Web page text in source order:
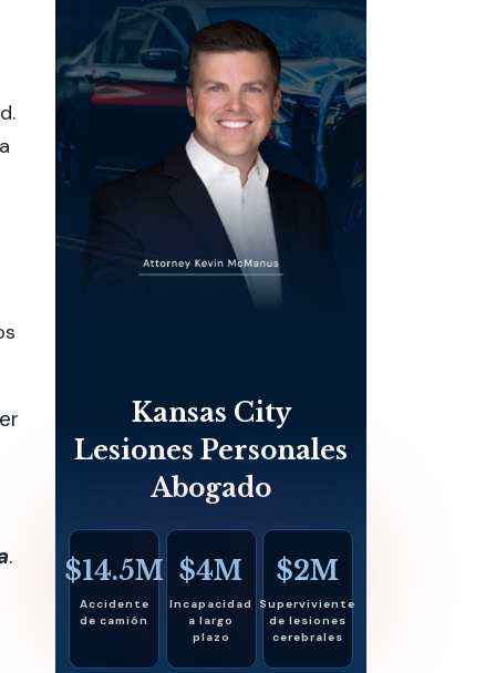
.
Kansas City
Lesiones Personales
Abogado
$14.5M
Accidente
de camión
$4M
Incapacidad
a largo
plazo
$2M
Superviviente
de lesiones
cerebrales